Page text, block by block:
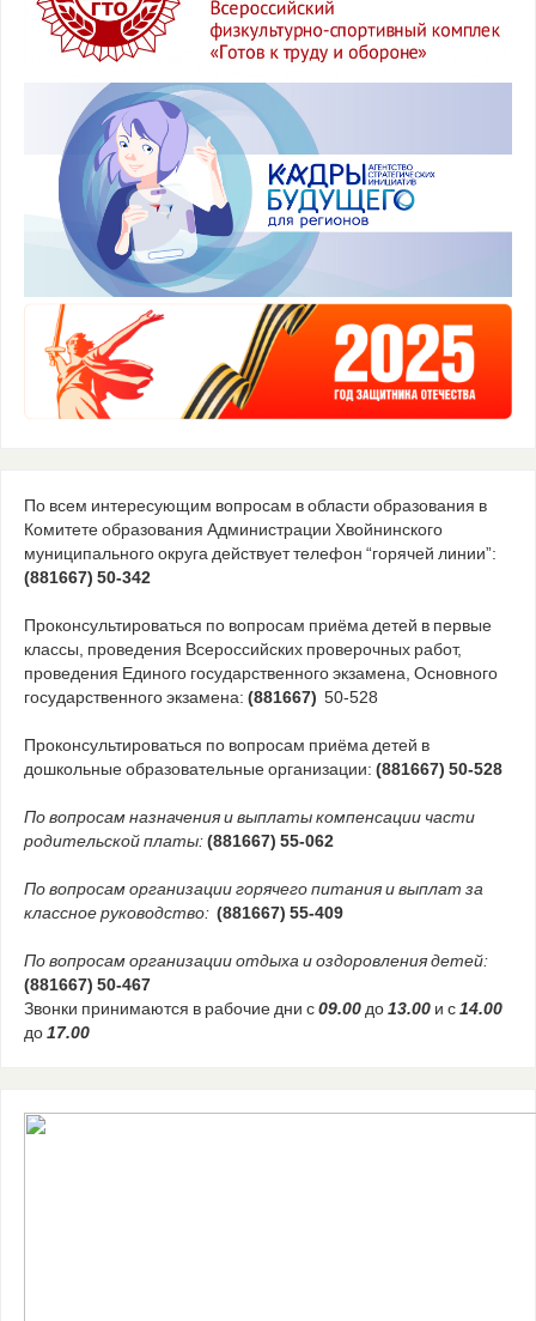
По всем интересующим вопросам в области образования в
Комитете образования Администрации Хвойнинского
муниципального округа действует телефон “горячей линии”:
(881667) 50-342
Проконсультироваться по вопросам приёма детей в первые
классы, проведения Всероссийских проверочных работ,
проведения Единого государственного экзамена, Основного
государственного экзамена: (881667) 50-528
Проконсультироваться по вопросам приёма детей в
дошкольные образовательные организации: (881667) 50-528
По вопросам назначения и выплаты компенсации части
родительской платы:(881667) 55-062
По вопросам организации горячего питания и выплат за
классное руководство:(881667) 55-409
По вопросам организации отдыха и оздоровления детей:
(881667) 50-467
Звонки принимаются в рабочие дни с09.00до13.00и с14.00
до17.00